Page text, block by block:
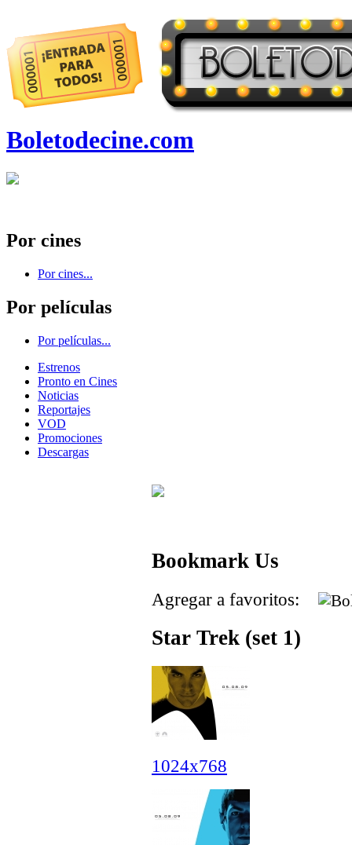
Boletodecine.com
Por cines
Por cines...
Por películas
Por películas...
Estrenos
Pronto en Cines
Noticias
Reportajes
VOD
Promociones
Descargas
Bookmark Us
Agregar a favoritos:
Star Trek (set 1)
1024x768